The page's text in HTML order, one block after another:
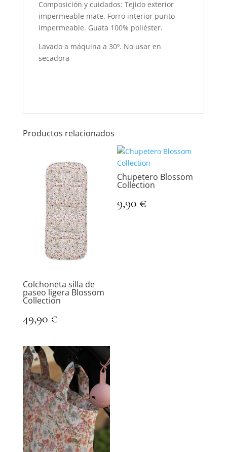
Composición y cuidados: Tejido exterior
impermeable mate. Forro interior punto
impermeable. Guata 100% poliéster.
Lavado a máquina a 30º. No usar en
secadora
Productos relacionados
Colchoneta silla de
paseo ligera Blossom
Collection
49,90 €
Chupetero Blossom
Collection
9,90 €